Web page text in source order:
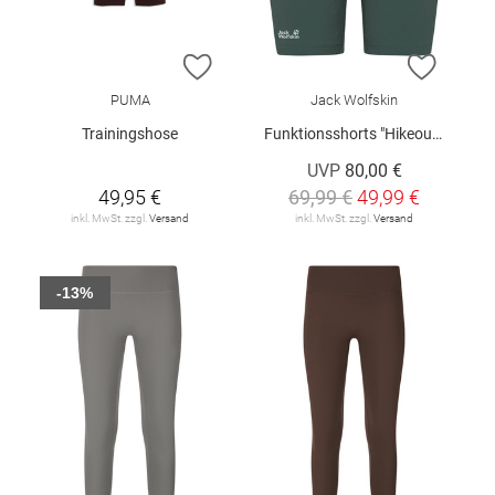
ZUR WUNSCHLISTE HINZUFÜGEN
PUMA
Trainingshose
49,95 €
inkl. MwSt. zzgl. Versand
ZUR
Jack Wolfskin
Funktionsshorts "Hikeout W"
UVP 80,00 €
69,99 €49,99 €
inkl. MwSt. zzgl. Versand
-13%